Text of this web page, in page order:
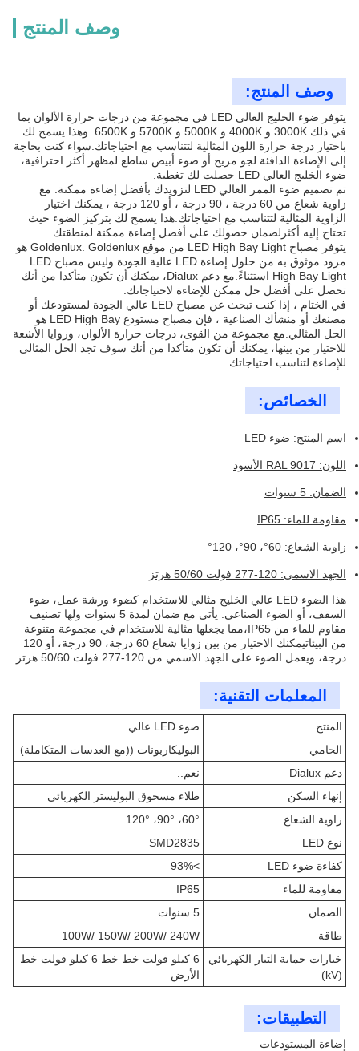
وصف المنتج
وصف المنتج:
يتوفر ضوء الخليج العالي LED في مجموعة من درجات حرارة الألوان بما
في ذلك 3000K و 4000K و 5000K و 5700K و 6500K. وهذا يسمح لك
باختيار درجة حرارة اللون المثالية لتتناسب مع احتياجاتك.سواء كنت بحاجة
إلى الإضاءة الدافئة لجو مريح أو ضوء أبيض ساطع لمظهر أكثر احترافية،
ضوء الخليج العالي LED حصلت لك تغطية.
تم تصميم ضوء الممر العالي LED لتزويدك بأفضل إضاءة ممكنة. مع
زاوية شعاع من 60 درجة ، 90 درجة ، أو 120 درجة ، يمكنك اختيار
الزاوية المثالية لتتناسب مع احتياجاتك.هذا يسمح لك بتركيز الضوء حيث
تحتاج إليه أكثرلضمان حصولك على أفضل إضاءة ممكنة لمنطقتك.
يتوفر مصباح LED High Bay Light من موقع Goldenlux. Goldenlux هو
مزود موثوق به من حلول إضاءة LED عالية الجودة وليس مصباح LED
High Bay Light استثناءً.مع دعم Dialux، يمكنك أن تكون متأكدا من أنك
تحصل على أفضل حل ممكن للإضاءة لاحتياجاتك.
في الختام ، إذا كنت تبحث عن مصباح LED عالي الجودة لمستودعك أو
مصنعك أو منشأك الصناعية ، فإن مصباح مستودع LED High Bay هو
الحل المثالي.مع مجموعة من القوى، درجات حرارة الألوان، وزوايا الأشعة
للاختيار من بينها، يمكنك أن تكون متأكدا من أنك سوف تجد الحل المثالي
للإضاءة لتناسب احتياجاتك.
الخصائص:
اسم المنتج: ضوء LED
اللون: RAL 9017 الأسود
الضمان: 5 سنوات
مقاومة للماء: IP65
زاوية الشعاع: 60°، 90°، 120°
الجهد الاسمي: 120-277 فولت 50/60 هرتز
هذا الضوء LED عالي الخليج مثالي للاستخدام كضوء ورشة عمل، ضوء
السقف، أو الضوء الصناعي. يأتي مع ضمان لمدة 5 سنوات ولها تصنيف
مقاوم للماء من IP65،مما يجعلها مثالية للاستخدام في مجموعة متنوعة
من البيئاتيمكنك الاختيار من بين زوايا شعاع 60 درجة، 90 درجة، أو 120
درجة، ويعمل الضوء على الجهد الاسمي من 120-277 فولت 50/60 هرتز.
المعلمات التقنية:
المنتج
ضوء LED عالي
الحامي
البوليكاربونات ((مع العدسات المتكاملة)
دعم Dialux
نعم..
إنهاء السكن
طلاء مسحوق البوليستر الكهربائي
زاوية الشعاع
60°، 90°، 120°
نوع LED
SMD2835
كفاءة ضوء LED
>93%
مقاومة للماء
IP65
الضمان
5 سنوات
طاقة
100W/ 150W/ 200W/ 240W
خيارات حماية التيار الكهربائي
(kV)
6 كيلو فولت خط خط 6 كيلو فولت خط
الأرض
التطبيقات:
إضاءة المستودعات